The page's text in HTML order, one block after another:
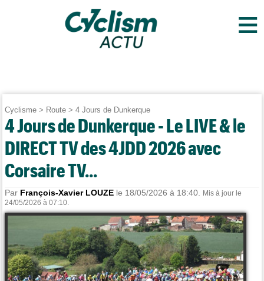
≡
Cyclisme > Route >4 Jours de Dunkerque
4 Jours de Dunkerque - Le LIVE & le
DIRECT TV des 4JDD 2026 avec
Corsaire TV...
Par François-Xavier LOUZE le 18/05/2026 à 18:40.
Mis à jour le
24/05/2026 à 07:10.